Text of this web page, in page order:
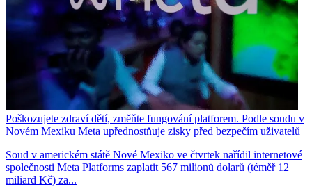
Poškozujete zdraví dětí, změňte fungování platforem. Podle soudu v
Novém Mexiku Meta upřednostňuje zisky před bezpečím uživatelů
Soud v americkém státě Nové Mexiko ve čtvrtek nařídil internetové
společnosti Meta Platforms zaplatit 567 milionů dolarů (téměř 12
miliard Kč) za...